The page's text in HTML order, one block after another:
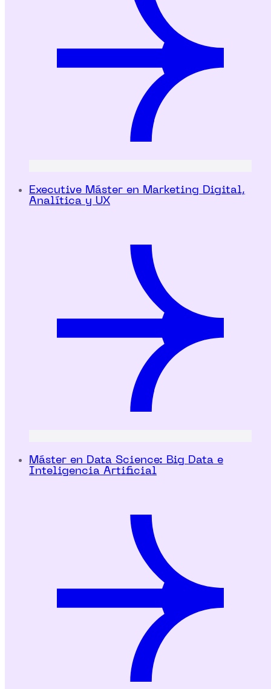
Executive Máster en Marketing Digital,
Analítica y UX
Máster en Data Science: Big Data e
Inteligencia Artificial